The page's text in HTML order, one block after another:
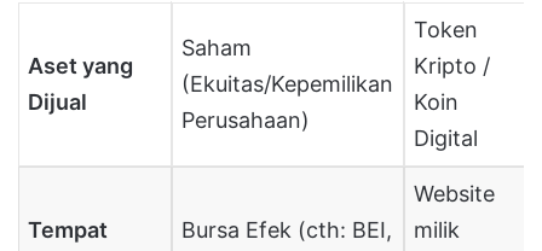
Aset yang
Dijual
Saham
(Ekuitas/Kepemilikan
Perusahaan)
Token
Kripto /
Koin
Digital
Tempat
Bursa Efek (cth: BEI,
Website
milik